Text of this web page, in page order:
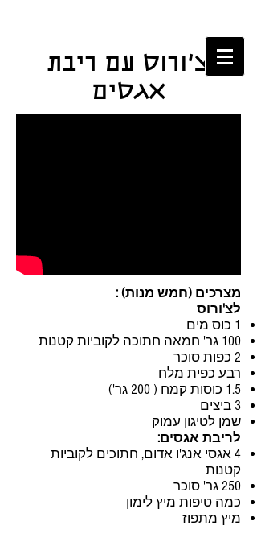
צ'ורוס עם ריבת
אגסים
מצרכים (חמש מנות) :
לצ'ורוס
1 כוס מים
100 גר' חמאה חתוכה לקוביות קטנות
2 כפות סוכר
רבע כפית מלח
1.5 כוסות קמח ( 200 גר')
3 ביצים
שמן לטיגון עמוק
לריבת אגסים:
4 אגסי אנג'ו אדום, חתוכים לקוביות
קטנות
250 גר' סוכר
כמה טיפות מיץ לימון
מיץ מתפוז